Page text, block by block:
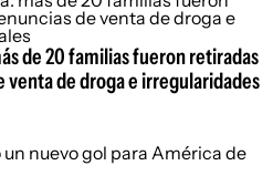
de 20 familias fueron retiradas
venta de droga e irregularidades